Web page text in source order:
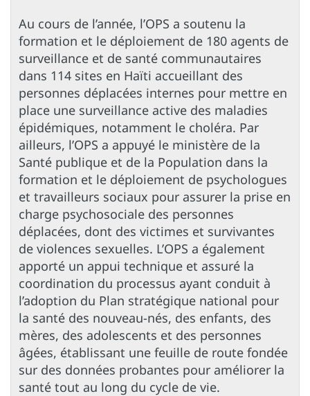
Au cours de l’année, l’OPS a soutenu la
formation et le déploiement de 180 agents de
surveillance et de santé communautaires
dans 114 sites en Haïti accueillant des
personnes déplacées internes pour mettre en
place une surveillance active des maladies
épidémiques, notamment le choléra. Par
ailleurs, l’OPS a appuyé le ministère de la
Santé publique et de la Population dans la
formation et le déploiement de psychologues
et travailleurs sociaux pour assurer la prise en
charge psychosociale des personnes
déplacées, dont des victimes et survivantes
de violences sexuelles. L’OPS a également
apporté un appui technique et assuré la
coordination du processus ayant conduit à
l’adoption du Plan stratégique national pour
la santé des nouveau-nés, des enfants, des
mères, des adolescents et des personnes
âgées, établissant une feuille de route fondée
sur des données probantes pour améliorer la
santé tout au long du cycle de vie.